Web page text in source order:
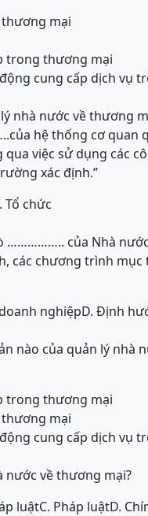
mại
trong thương mại
cung cấp dịch vụ
nhà nước về thương
hệ thống cơ quan
việc sử dụng các
xác định.”
Tổ chức
…………….. của Nhà
các chương trình mục
nghiệpD. Định
nào của quản lý nhà
trong thương mại
thương mại
cung cấp dịch vụ
nước về thương mại?
luậtC. Pháp luậtD.